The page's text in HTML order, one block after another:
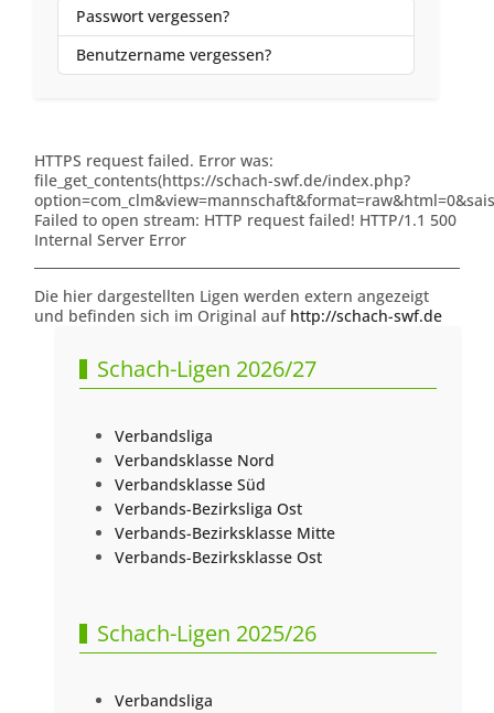
Passwort vergessen?
Benutzername vergessen?
HTTPS request failed. Error was:
file_get_contents(https://schach-swf.de/index.php?
Failed to open stream: HTTP request failed! HTTP/1.1 500
Internal Server Error
Die hier dargestellten Ligen werden extern angezeigt
und befinden sich im Original auf http://schach-swf.de
Schach-Ligen 2026/27
Verbandsliga
Verbandsklasse Nord
Verbandsklasse Süd
Verbands-Bezirksliga Ost
Verbands-Bezirksklasse Mitte
Verbands-Bezirksklasse Ost
Schach-Ligen 2025/26
Verbandsliga